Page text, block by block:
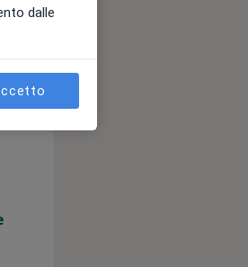
Mar,
dalle